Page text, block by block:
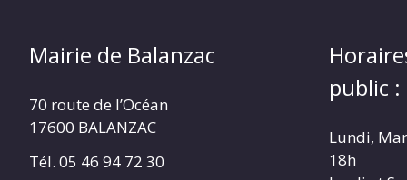
Mairie de Balanzac
70 route de l’Océan
17600 BALANZAC
Tél. 05 46 94 72 30
public :
Lundi,
18h